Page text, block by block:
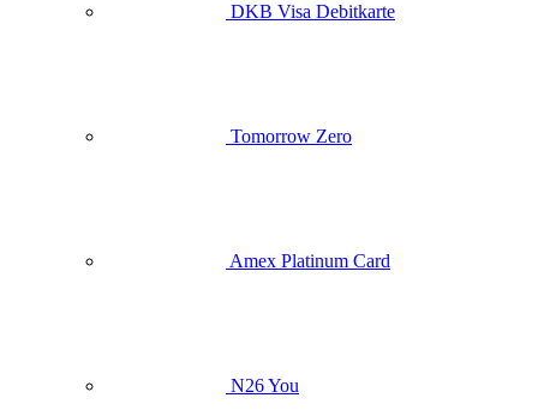
DKB Visa Debitkarte
Tomorrow Zero
Amex Platinum Card
N26 You